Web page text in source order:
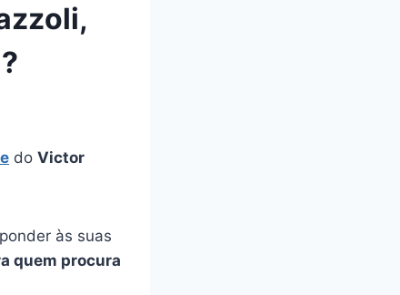
do Victor
às suas
quem procura